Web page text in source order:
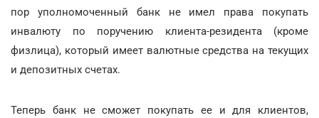
пор уполномоченный банк не имел права покупать
инвалюту по поручению клиента-резидента (кроме
физлица), который имеет валютные средства на текущих
и депозитных счетах.
Теперь банк не сможет покупать ее и для клиентов,